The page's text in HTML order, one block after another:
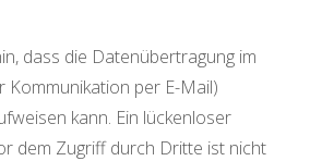
dass die Datenübertragung im
Kommunikation per E-Mail)
kann. Ein lückenloser
dem Zugriff durch Dritte ist nicht